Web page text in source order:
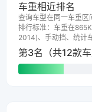
车重相近排名
查询车型在同一车重区
排行标准：车重在
2014)、手动挡、统计
第3名（共12款车